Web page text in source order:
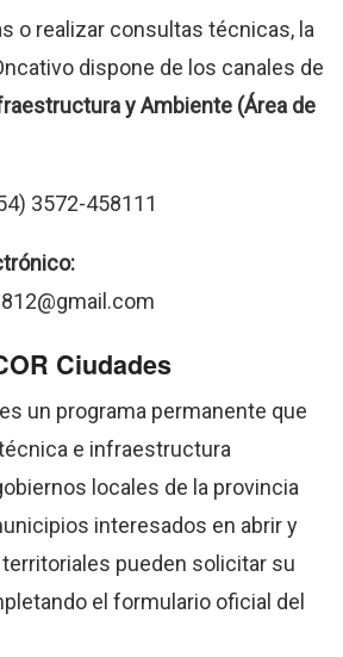
o realizar consultas técnicas, la
dispone de los canales de
y Ambiente (Área de
3572-458111
Ciudades
es un programa permanente que
e infraestructura
locales de la provincia
interesados en abrir y
pueden solicitar su
el formulario oficial del